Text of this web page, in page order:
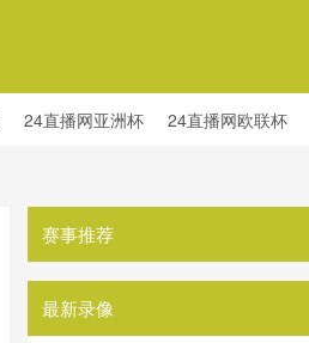
24直播网亚洲杯 24直播网欧联杯
赛事推荐
最新录像